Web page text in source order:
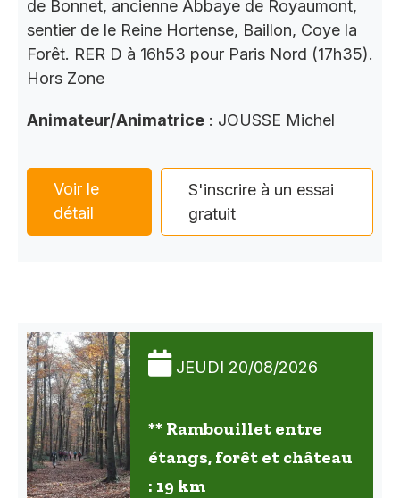
de Bonnet, ancienne Abbaye de Royaumont,
sentier de le Reine Hortense, Baillon, Coye la
Forêt. RER D à 16h53 pour Paris Nord (17h35).
Hors Zone
Animateur/Animatrice : JOUSSE Michel
Voir le
détail
S'inscrire à un essai
gratuit
JEUDI 20/08/2026
** Rambouillet entre
étangs, forêt et château
: 19 km